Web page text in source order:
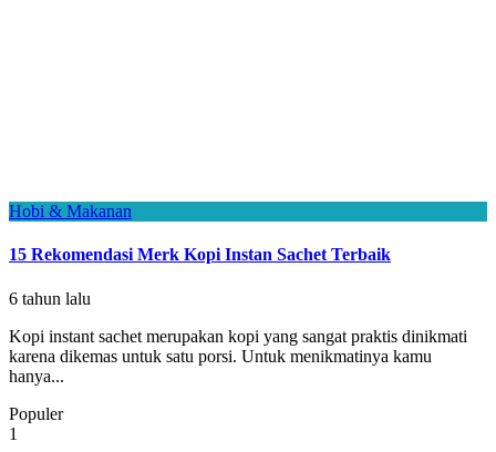
Hobi & Makanan
15 Rekomendasi Merk Kopi Instan Sachet Terbaik
6 tahun lalu
Kopi instant sachet merupakan kopi yang sangat praktis dinikmati
karena dikemas untuk satu porsi. Untuk menikmatinya kamu
hanya...
Populer
1